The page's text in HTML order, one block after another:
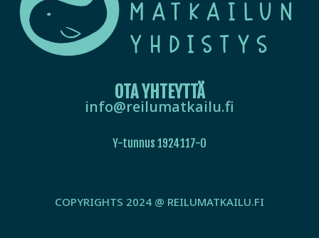
OTA YHTEYTTÄ
info@reilumatkailu.fi
Y-tunnus 1924117-0
COPYRIGHTS 2024 @ REILUMATKAILU.FI